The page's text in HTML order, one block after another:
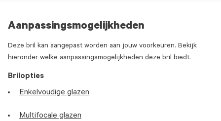
Aanpassingsmogelijkheden
Deze bril kan aangepast worden aan jouw voorkeuren. Bekijk
hieronder welke aanpassingsmogelijkheden deze bril biedt.
Brilopties
Enkelvoudige glazen
Multifocale glazen